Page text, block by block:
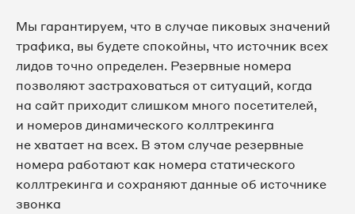
Мы гарантируем, что в случае пиковых значений
трафика, вы будете спокойны, что источник всех
лидов точно определен. Резервные номера
позволяют застраховаться от ситуаций, когда
на сайт приходит слишком много посетителей,
и номеров динамического коллтрекинга
не хватает на всех. В этом случае резервные
номера работают как номера статического
коллтрекинга и сохраняют данные об источнике
звонка